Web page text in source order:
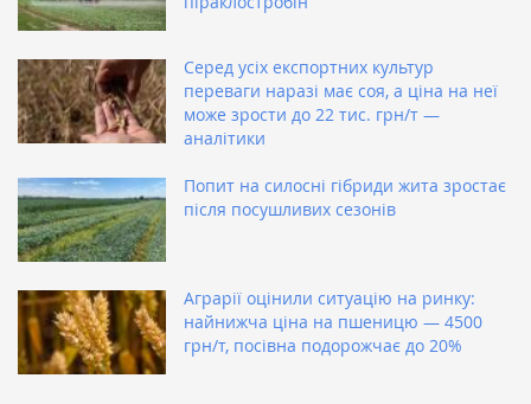
Серед усіх експортних культур
переваги наразі має соя, а ціна на неї
може зрости до 22 тис. грн/т —
аналітики
Попит на силосні гібриди жита зростає
після посушливих сезонів
Аграрії оцінили ситуацію на ринку:
найнижча ціна на пшеницю — 4500
грн/т, посівна подорожчає до 20%